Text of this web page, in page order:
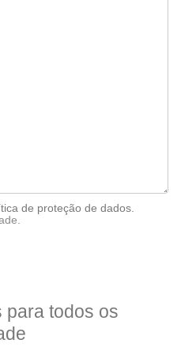
de proteção de dados.
para todos os